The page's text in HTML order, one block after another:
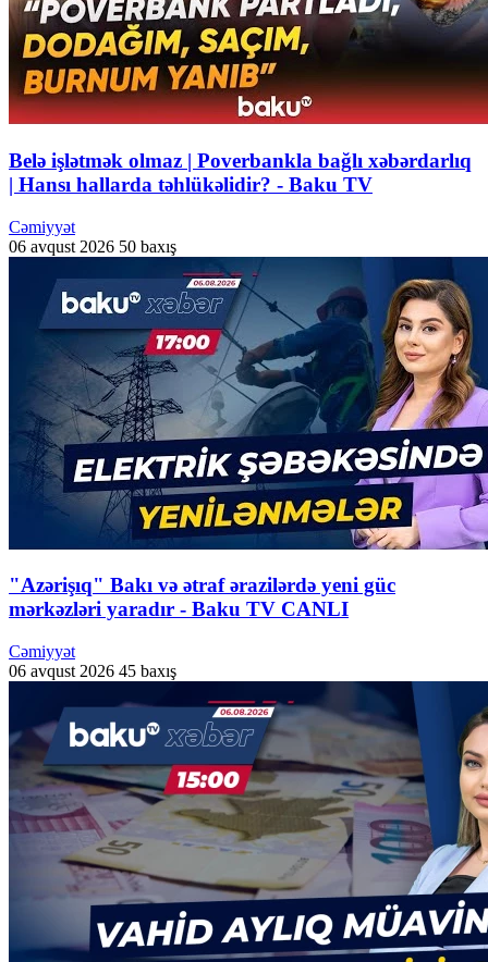
Belə işlətmək olmaz | Poverbankla bağlı xəbərdarlıq
| Hansı hallarda təhlükəlidir? - Baku TV
Cəmiyyət
06 avqust 2026 50 baxış
"Azərişıq" Bakı və ətraf ərazilərdə yeni güc
mərkəzləri yaradır - Baku TV CANLI
Cəmiyyət
06 avqust 2026 45 baxış